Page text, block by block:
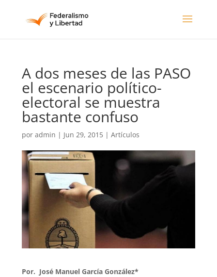
A dos meses de las PASO
el escenario político-
electoral se muestra
bastante confuso
por admin | Jun 29, 2015| Artículos
Por. José Manuel García González*